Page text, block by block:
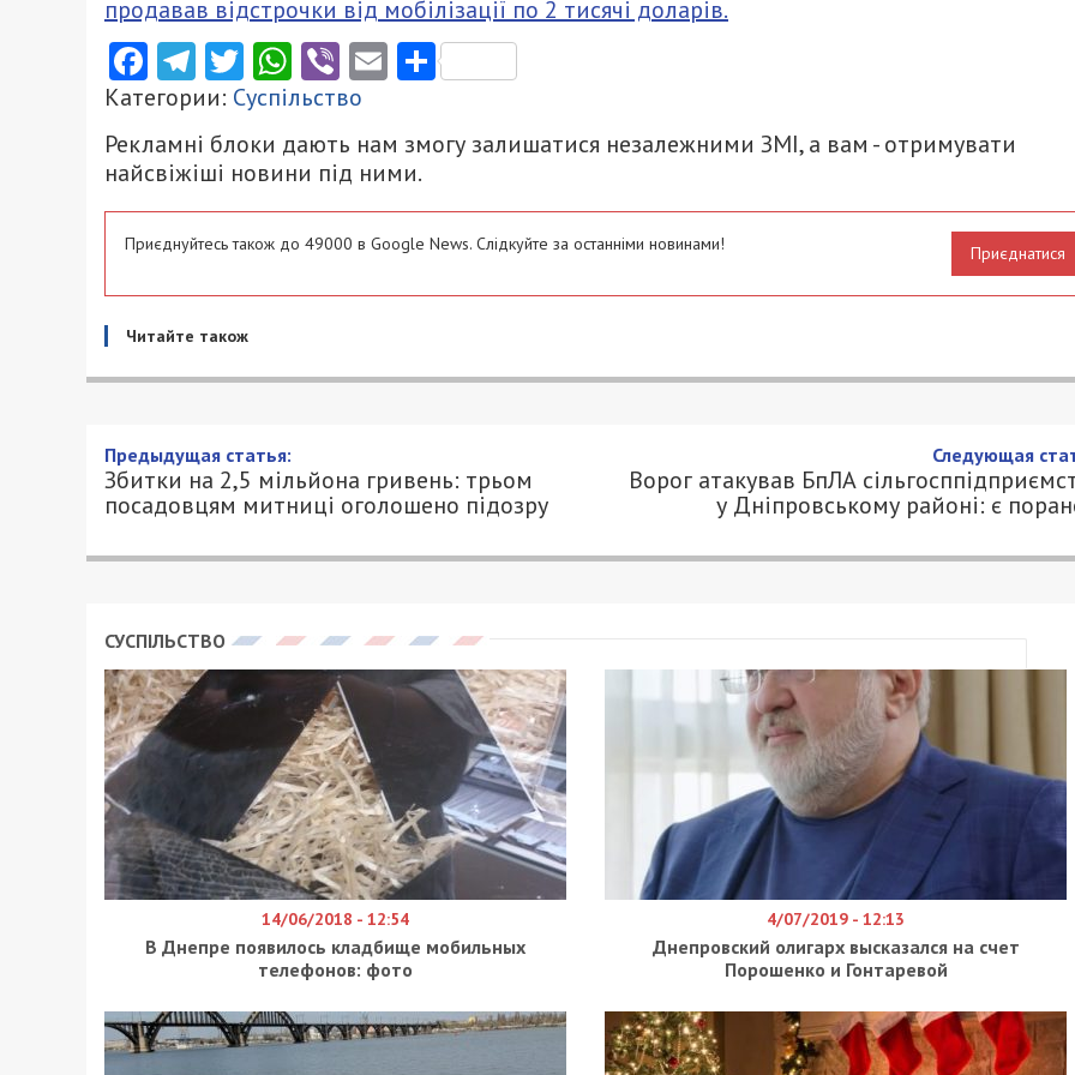
продавав відстрочки від мобілізації по 2 тисячі доларів.
Facebook
Telegram
Twitter
WhatsApp
ViberEmailПоділитися
Категории: Суспільство
Рекламні блоки дають нам змогу залишатися незалежними ЗМІ, а вам - отримувати
найсвіжіші новини під ними.
Приєднуйтесь також до 49000 в Google News. Слідкуйте за останніми новинами! Приєднатися
Читайте також
Збитки на 2,5 мільйона гривень: трьом посадовцям митниці
оголошено підозру
1/07/2026 - 16:15